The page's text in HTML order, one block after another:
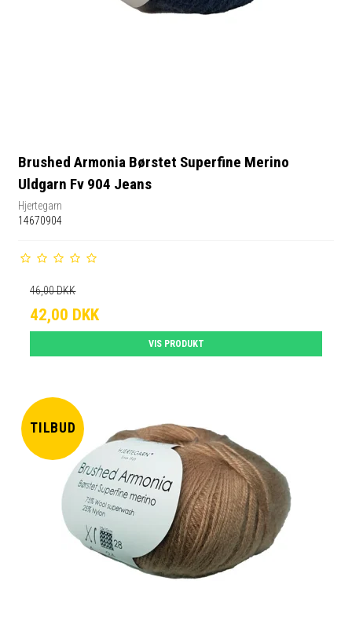
Brushed Armonia Børstet Superfine Merino
Uldgarn Fv 904 Jeans
Hjertegarn
14670904
46,00 DKK
42,00 DKK
VIS PRODUKT
TILBUD